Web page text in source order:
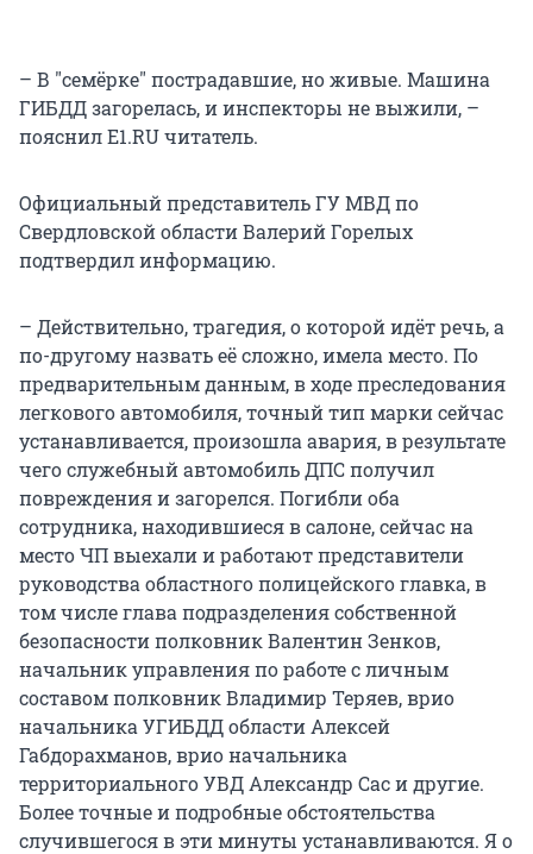
– В "семёрке" пострадавшие, но живые. Машина
ГИБДД загорелась, и инспекторы не выжили, –
пояснил Е1.RU читатель.
Официальный представитель ГУ МВД по
Свердловской области Валерий Горелых
подтвердил информацию.
– Действительно, трагедия, о которой идёт речь, а
по-другому назвать её сложно, имела место. По
предварительным данным, в ходе преследования
легкового автомобиля, точный тип марки сейчас
устанавливается, произошла авария, в результате
чего служебный автомобиль ДПС получил
повреждения и загорелся. Погибли оба
сотрудника, находившиеся в салоне, сейчас на
место ЧП выехали и работают представители
руководства областного полицейского главка, в
том числе глава подразделения собственной
безопасности полковник Валентин Зенков,
начальник управления по работе с личным
составом полковник Владимир Теряев, врио
начальника УГИБДД области Алексей
Габдорахманов, врио начальника
территориального УВД Александр Сас и другие.
Более точные и подробные обстоятельства
случившегося в эти минуты устанавливаются. Я о